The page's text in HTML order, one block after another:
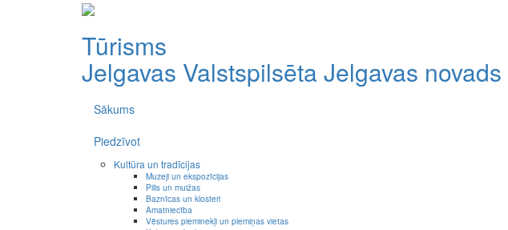
Tūrisms
Jelgavas Valstspilsēta Jelgavas novads
Sākums
Piedzīvot
Kultūra un tradīcijas
Muzeji un ekspozīcijas
Pilis un muižas
Baznīcas un klosteri
Amatniecība
Vēstures pieminekļi un piemiņas vietas